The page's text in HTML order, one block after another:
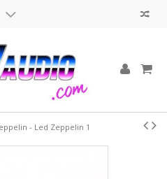
et d'occasion
audio, votre support musical
la gloire des années 70, 80 et 90
jour régulièrement.
radio-k7
vos lecteurs K7 vintage !
- Led Zeppelin 1